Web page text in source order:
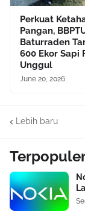
Perkuat
Pangan,
Baturraden
600 Ekor Sapi
Unggul
June 20, 2026
Lebih baru